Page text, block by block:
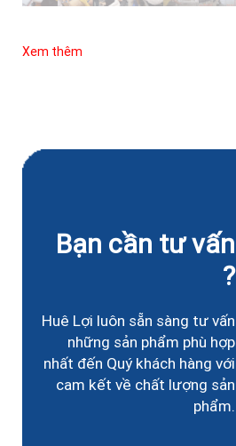
Xem thêm
Bạn cần tư vấn
?
Huê Lợi luôn sẵn sàng tư vấn
những sản phẩm phù hợp
nhất đến Quý khách hàng với
cam kết về chất lượng sản
phẩm.